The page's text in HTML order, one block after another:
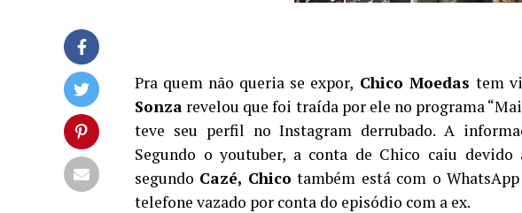
Pra quem não queria se expor, Chico Moedas tem
Sonza revelou que foi traída por ele no programa
teve seu perfil no Instagram derrubado. A
Segundo o youtuber, a conta de Chico caiu
segundo Cazé, Chico também está com o
telefone vazado por conta do episódio com a ex.